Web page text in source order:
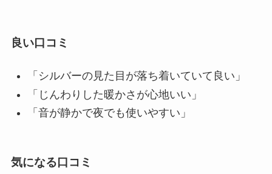
良い口コミ
「シルバーの見た目が落ち着いていて良い」
「じんわりした暖かさが心地いい」
「音が静かで夜でも使いやすい」
気になる口コミ